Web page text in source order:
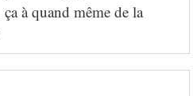
à quand même de la